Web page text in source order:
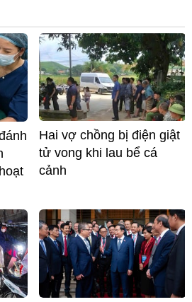
Hai vợ chồng bị điện giật
tử vong khi lau bể cá
cảnh